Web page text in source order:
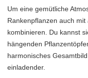
Um eine gemütliche
Rankenpflanzen auch
kombinieren. Du kannst
hängenden
harmonisches
einladender.